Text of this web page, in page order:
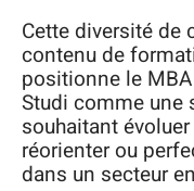
Cette diversité de
contenu de
positionne le
Studi comme une
souhaitant
réorienter ou
dans un secteur